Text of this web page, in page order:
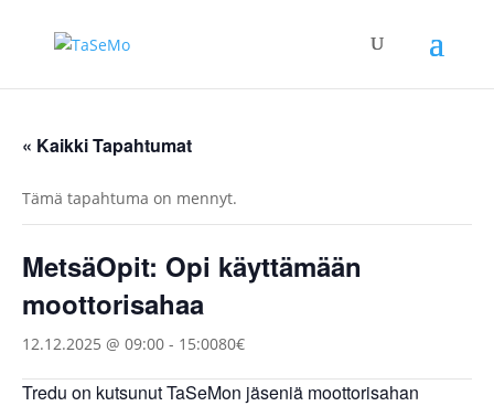
« Kaikki Tapahtumat
Tämä tapahtuma on mennyt.
MetsäOpit: Opi käyttämään
moottorisahaa
12.12.2025 @ 09:00 - 15:0080€
Tredu on kutsunut TaSeMon jäseniä moottorisahan